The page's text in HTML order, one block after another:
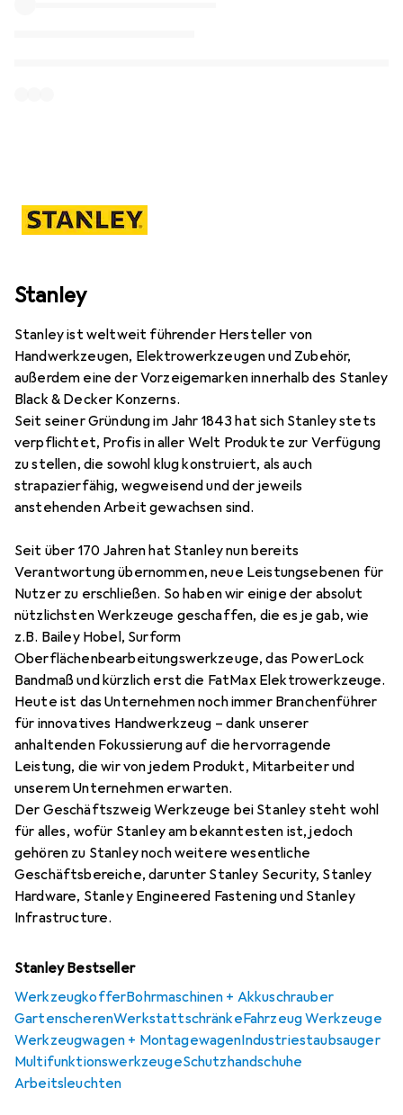
Stanley
Stanley ist weltweit führender Hersteller von
Handwerkzeugen, Elektrowerkzeugen und Zubehör,
außerdem eine der Vorzeigemarken innerhalb des Stanley
Black & Decker Konzerns.
Seit seiner Gründung im Jahr 1843 hat sich Stanley stets
verpflichtet, Profis in aller Welt Produkte zur Verfügung
zu stellen, die sowohl klug konstruiert, als auch
strapazierfähig, wegweisend und der jeweils
anstehenden Arbeit gewachsen sind.
Seit über 170 Jahren hat Stanley nun bereits
Verantwortung übernommen, neue Leistungsebenen für
Nutzer zu erschließen. So haben wir einige der absolut
nützlichsten Werkzeuge geschaffen, die es je gab, wie
z.B. Bailey Hobel, Surform
Oberflächenbearbeitungswerkzeuge, das PowerLock
Bandmaß und kürzlich erst die FatMax Elektrowerkzeuge.
Heute ist das Unternehmen noch immer Branchenführer
für innovatives Handwerkzeug – dank unserer
anhaltenden Fokussierung auf die hervorragende
Leistung, die wir von jedem Produkt, Mitarbeiter und
unserem Unternehmen erwarten.
Der Geschäftszweig Werkzeuge bei Stanley steht wohl
für alles, wofür Stanley am bekanntesten ist, jedoch
gehören zu Stanley noch weitere wesentliche
Geschäftsbereiche, darunter Stanley Security, Stanley
Hardware, Stanley Engineered Fastening und Stanley
Infrastructure.
Stanley Bestseller
WerkzeugkofferBohrmaschinen + Akkuschrauber
GartenscherenWerkstattschränkeFahrzeug Werkzeuge
Werkzeugwagen + MontagewagenIndustriestaubsauger
MultifunktionswerkzeugeSchutzhandschuhe
Arbeitsleuchten